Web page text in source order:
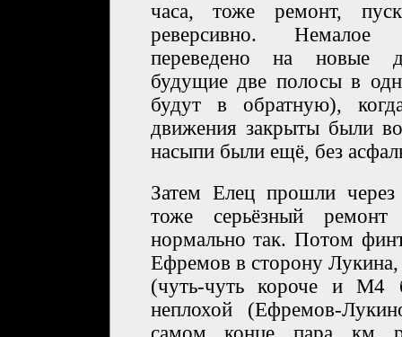
часа, тоже ремонт,
реверсивно. Немалое
переведено на новые
будущие две полосы в
будут в обратную),
движения закрыты были
насыпи были ещё, без
Затем Елец прошли
тоже серьёзный
нормально так. Потом
Ефремов в сторону
(чуть-чуть короче и М4
неплохой (Ефремов-